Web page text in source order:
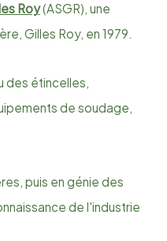
Roy(ASGR), une
Gilles Roy, en 1979.
des étincelles,
de soudage,
puis en génie des
de l'industrie